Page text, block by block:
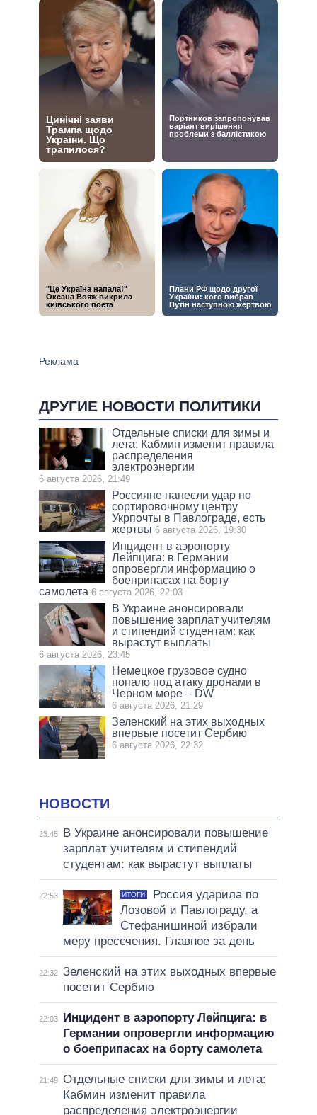
ДРУГИЕ НОВОСТИ ПОЛИТИКИ
Отдельные списки для зимы и
лета: Кабмин изменит правила
распределения
электроэнергии
6 августа 2026, 21:49
Россияне нанесли удар по
сортировочному центру
Укрпочты в Павлограде, есть
жертвы 6 августа 2026, 19:30
Инцидент в аэропорту
Лейпцига: в Германии
опровергли информацию о
боеприпасах на борту
самолета 6 августа 2026, 22:03
В Украине анонсировали
повышение зарплат учителям
и стипендий студентам: как
вырастут выплаты
6 августа 2026, 23:45
Немецкое грузовое судно
попало под атаку дронами в
Черном море – DW
6 августа 2026, 21:29
Зеленский на этих выходных
впервые посетит Сербию
6 августа 2026, 22:32
НОВОСТИ
23:45
В Украине анонсировали повышение
зарплат учителям и стипендий
студентам: как вырастут выплаты
22:53 ИТОГИ
Россия ударила по
Лозовой и Павлограду, а
Стефанишиной избрали
меру пресечения. Главное за день
22:32 Зеленский на этих выходных впервые
посетит Сербию
22:03
Инцидент в аэропорту Лейпцига: в
Германии опровергли информацию
о боеприпасах на борту самолета
21:49 Отдельные списки для зимы и лета:
Кабмин изменит правила
распределения электроэнергии